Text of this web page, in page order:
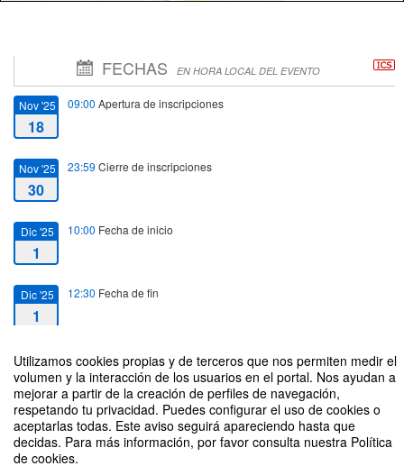
Utilizamos cookies propias y de terceros que nos permiten medir el
volumen y la interacción de los usuarios en el portal. Nos ayudan a
mejorar a partir de la creación de perfiles de navegación,
respetando tu privacidad. Puedes configurar el uso de cookies o
aceptarlas todas. Este aviso seguirá apareciendo hasta que
decidas. Para más información, por favor consulta nuestra Política
de cookies.
FECHAS EN HORA LOCAL DEL EVENTO
Nov '25
18
09:00 Apertura de inscripciones
Nov '25
30
23:59 Cierre de inscripciones
Dic '25
1
10:00 Fecha de inicio
Dic '25
1
12:30 Fecha de fin
Enfoque de género y diversidad en el desarrollo del turismo
Organizado por Facultad de Artes y Humanidades; Unidad de Diversidad;
Unidad de Igualdad;